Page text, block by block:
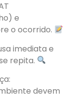
e
o ocorrido.
imediata e
repita.
devem